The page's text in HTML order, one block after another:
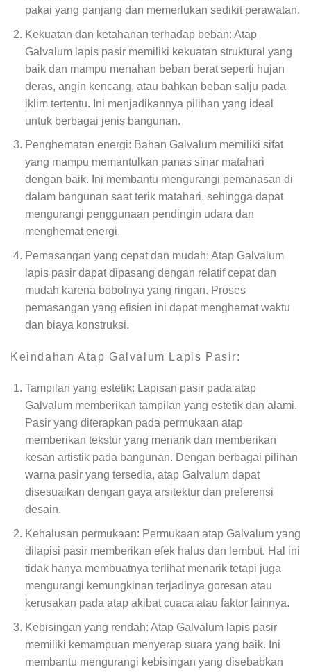
pakai yang panjang dan memerlukan sedikit perawatan.
Kekuatan dan ketahanan terhadap beban: Atap
Galvalum lapis pasir memiliki kekuatan struktural yang
baik dan mampu menahan beban berat seperti hujan
deras, angin kencang, atau bahkan beban salju pada
iklim tertentu. Ini menjadikannya pilihan yang ideal
untuk berbagai jenis bangunan.
Penghematan energi: Bahan Galvalum memiliki sifat
yang mampu memantulkan panas sinar matahari
dengan baik. Ini membantu mengurangi pemanasan di
dalam bangunan saat terik matahari, sehingga dapat
mengurangi penggunaan pendingin udara dan
menghemat energi.
Pemasangan yang cepat dan mudah: Atap Galvalum
lapis pasir dapat dipasang dengan relatif cepat dan
mudah karena bobotnya yang ringan. Proses
pemasangan yang efisien ini dapat menghemat waktu
dan biaya konstruksi.
Keindahan Atap Galvalum Lapis Pasir:
Tampilan yang estetik: Lapisan pasir pada atap
Galvalum memberikan tampilan yang estetik dan alami.
Pasir yang diterapkan pada permukaan atap
memberikan tekstur yang menarik dan memberikan
kesan artistik pada bangunan. Dengan berbagai pilihan
warna pasir yang tersedia, atap Galvalum dapat
disesuaikan dengan gaya arsitektur dan preferensi
desain.
Kehalusan permukaan: Permukaan atap Galvalum yang
dilapisi pasir memberikan efek halus dan lembut. Hal ini
tidak hanya membuatnya terlihat menarik tetapi juga
mengurangi kemungkinan terjadinya goresan atau
kerusakan pada atap akibat cuaca atau faktor lainnya.
Kebisingan yang rendah: Atap Galvalum lapis pasir
memiliki kemampuan menyerap suara yang baik. Ini
membantu mengurangi kebisingan yang disebabkan